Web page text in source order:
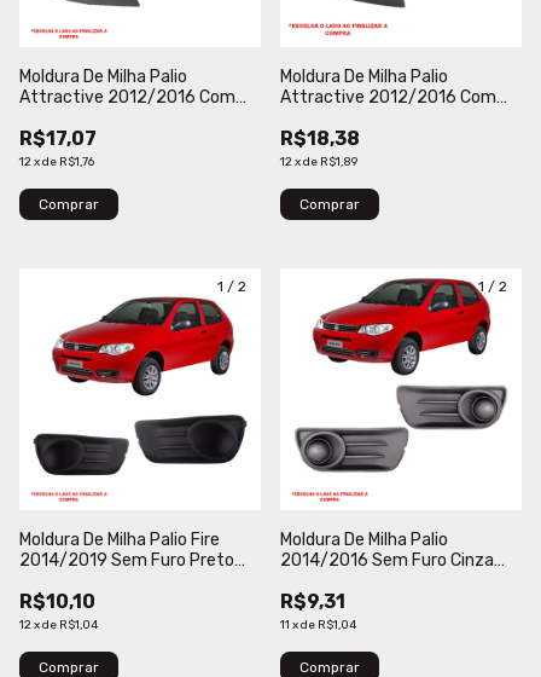
Moldura De Milha Palio
Attractive 2012/2016 Com
R$17,07
12xde R$1,76
Comprar
Moldura De Milha Palio
Attractive 2012/2016 Com
R$18,38
12xde R$1,89
Comprar
1 / 2
Moldura De Milha Palio Fire
2014/2019 Sem Furo Preto
R$10,10
12xde R$1,04
Comprar
1 / 2
Moldura De Milha Palio
2014/2016 Sem Furo Cinza
R$9,31
11 xde R$1,04
Comprar